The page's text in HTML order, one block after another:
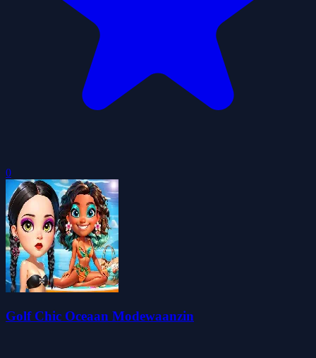
0
Golf Chic Oceaan Modewaanzin